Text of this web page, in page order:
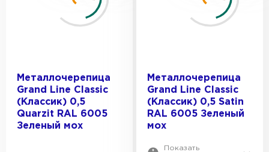
Металлочерепица
Grand Line Classic
(Классик) 0,5
Quarzit RAL 6005
Зеленый мох
Металлочерепица
Grand Line Classic
(Классик) 0,5 Satin
RAL 6005 Зеленый
мох
Показать